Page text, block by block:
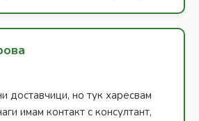
доставчици, но тук харесвам
имам контакт с консултант,